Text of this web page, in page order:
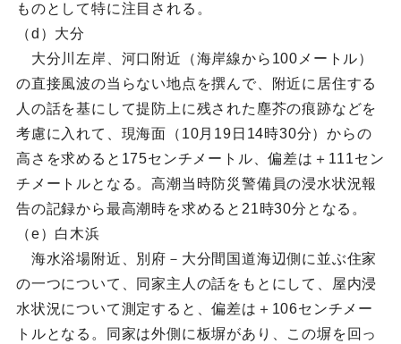
ものとして特に注目される。
（d）大分
大分川左岸、河口附近（海岸線から100メートル）
の直接風波の当らない地点を撰んで、附近に居住する
人の話を基にして提防上に残された塵芥の痕跡などを
考慮に入れて、現海面（10月19日14時30分）からの
高さを求めると175センチメートル、偏差は＋111セン
チメートルとなる。高潮当時防災警備員の浸水状況報
告の記録から最高潮時を求めると21時30分となる。
（e）白木浜
海水浴場附近、別府－大分間国道海辺側に並ぶ住家
の一つについて、同家主人の話をもとにして、屋内浸
水状況について測定すると、偏差は＋106センチメー
トルとなる。同家は外側に板塀があり、この塀を回っ